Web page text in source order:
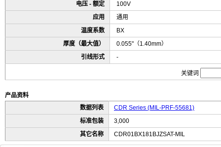
电压 - 额定
100V
应用
通用
温度系数
BX
厚度（最大值）
0.055"（1.40mm）
引线形式
-
关键词
产品资料
数据列表
CDR Series (MIL-PRF-55681)
标准包装
3,000
其它名称
CDR01BX181BJZSAT-MIL